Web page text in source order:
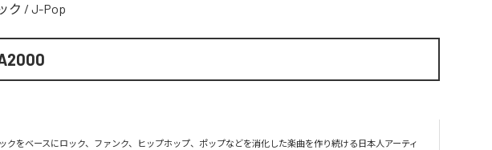
ク / J-Pop
クをベースにロック、ファンク、ヒップホップ、ポップなどを消化した楽曲を作り続ける日本人アーティ